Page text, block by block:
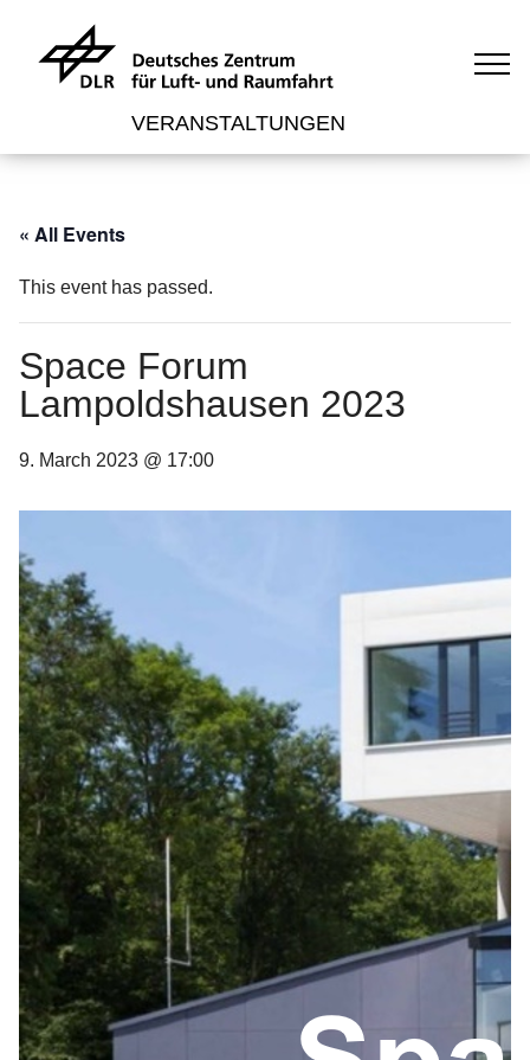
VERANSTALTUNGEN
« All Events
This event has passed.
Space Forum
Lampoldshausen 2023
9. March 2023 @ 17:00